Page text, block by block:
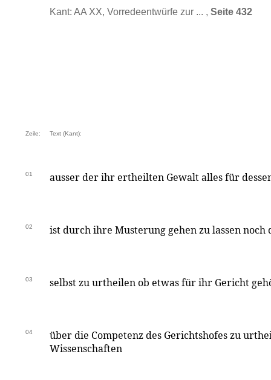
Kant: AA XX, Vorredeentwürfe zur ... , Seite 432
Zeile: Text (Kant):
01 ausser der ihr ertheilten Gewalt alles für
02 ist durch ihre Musterung gehen zu lassen
03 selbst zu urtheilen ob etwas für ihr Gericht
04
über die Competenz des Gerichtshofes zu
Wissenschaften